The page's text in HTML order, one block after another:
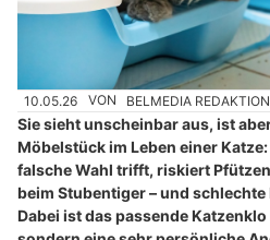
10.05.26 VON BELMEDIA REDAKTION
Sie sieht unscheinbar aus, ist
Möbelstück im Leben einer
falsche Wahl trifft, riskiert
beim Stubentiger – und
Dabei ist das passende